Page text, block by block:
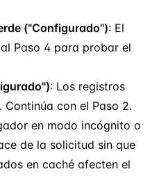
("Configurado"): El
Paso 4 para probar el
: Los registros
Continúa con el Paso 2.
en modo incógnito o
de la solicitud sin que
en caché afecten el